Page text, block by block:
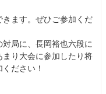
ます。ぜひご参加くだ
局に、長岡裕也六段に
り大会に参加したり将
ださい！